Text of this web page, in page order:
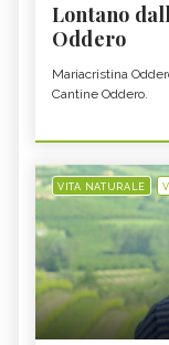
Lontano
Oddero
Mariacristina
Cantine Oddero.
VITA NATURALE